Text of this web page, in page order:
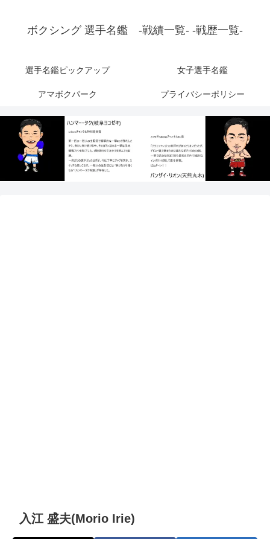
ボクシング 選手名鑑 -戦績一覧- -戦歴一覧-
選手名鑑ピックアップ 女子選手名鑑
アマボクパーク プライバシーポリシー
入江 盛夫(Morio Irie)